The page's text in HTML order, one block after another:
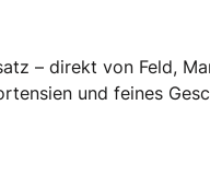
– direkt von Feld,
und feines